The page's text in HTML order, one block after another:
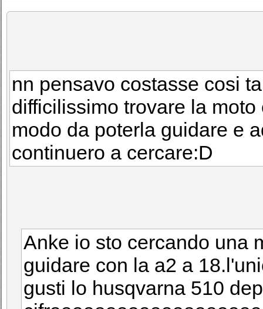
nn pensavo costasse cosi
difficilissimo trovare la
modo da poterla guidare e
continuero a cercare:D
Anke io sto cercando una
guidare con la a2 a
gusti lo husqvarna 510